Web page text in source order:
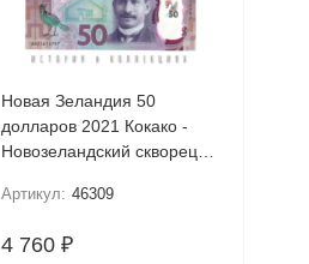
Новая Зеландия 50
долларов 2021 Кокако -
Новозеландский скворец
Артикул: 46309
4 760₽